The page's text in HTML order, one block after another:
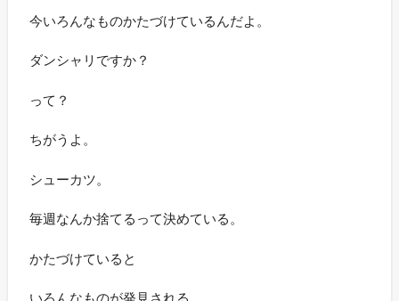
今いろんなものかたづけているんだよ。
ダンシャリですか？
って？
ちがうよ。
シューカツ。
毎週なんか捨てるって決めている。
かたづけていると